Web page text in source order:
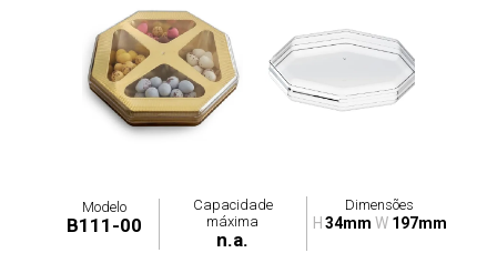
Modelo
B111-00
Capacidade
máxima
n.a.
Dimensões
H 34mm W 197mm